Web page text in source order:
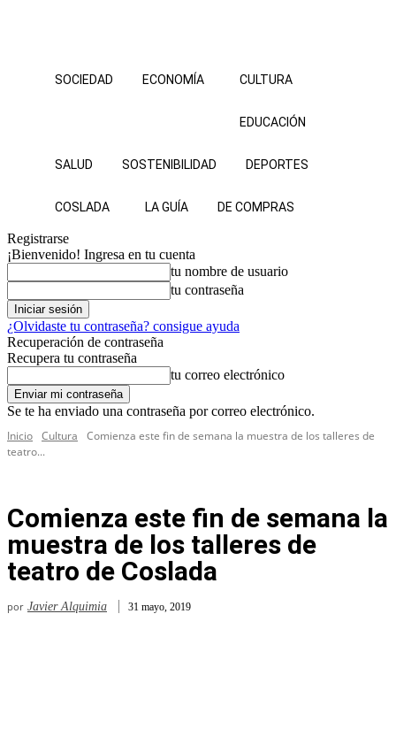
SOCIEDAD ECONOMÍA CULTURA
EDUCACIÓN
SALUD SOSTENIBILIDAD DEPORTES
COSLADA LA GUÍA DE COMPRAS
Registrarse
¡Bienvenido! Ingresa en tu cuenta
tu nombre de usuario
tu contraseña
¿Olvidaste tu contraseña? consigue ayuda
Recuperación de contraseña
Recupera tu contraseña
tu correo electrónico
Se te ha enviado una contraseña por correo electrónico.
Inicio Cultura
Comienza este fin de semana la muestra de los talleres de
teatro...
Comienza este fin de semana la
muestra de los talleres de
teatro de Coslada
por Javier Alquimia 31 mayo, 2019